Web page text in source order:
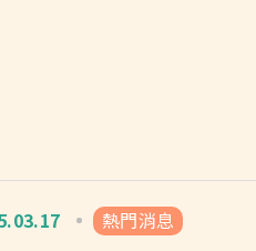
熱門消息